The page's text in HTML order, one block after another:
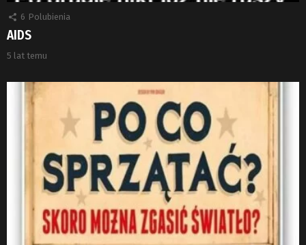
6 Polubienia
AIDS
5 lat temu